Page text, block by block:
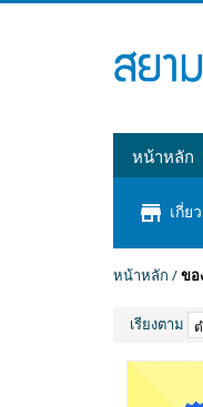
หน้าหลัก
store เกี่ย
หน้าหลัก /ขอ
เรียงตาม